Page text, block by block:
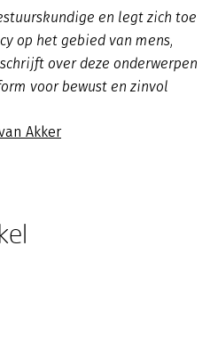
en legt zich toe
op het gebied van mens,
over deze onderwerpen
voor bewust en zinvol
Akker